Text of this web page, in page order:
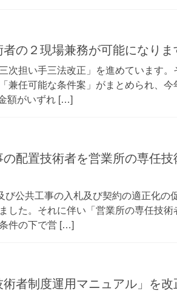
の２現場兼務が可能になりま
次担い手三法改正」を進めています
兼任可能な条件案」がまとめられ、
額がいずれ […]
配置技術者を営業所の専任
び公共工事の入札及び契約の適正化の
した。それに伴い「営業所の専任技術
件の下で営 […]
者制度運用マニュアル」を改